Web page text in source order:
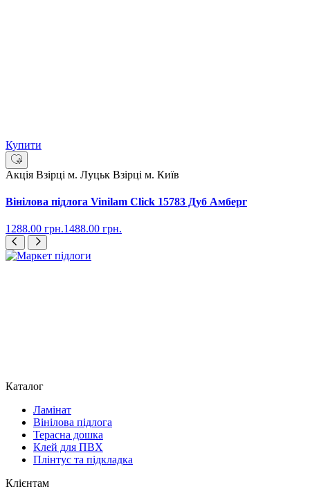
Купити
Акція Взірці м. Луцьк Взірці м. Київ
Вінілова підлога Vinilam Click 15783 Дуб Амберг
1288.00 грн.1488.00 грн.
Каталог
Ламінат
Вінілова підлога
Терасна дошка
Клей для ПВХ
Плінтус та підкладка
Клієнтам